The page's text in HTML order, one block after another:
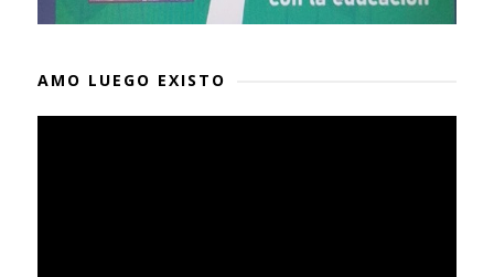
AMO LUEGO EXISTO